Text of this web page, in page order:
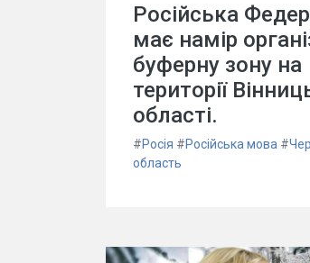
Російська
має намір
буферну зону на
території
області.
#Росія #Російська мова #
область